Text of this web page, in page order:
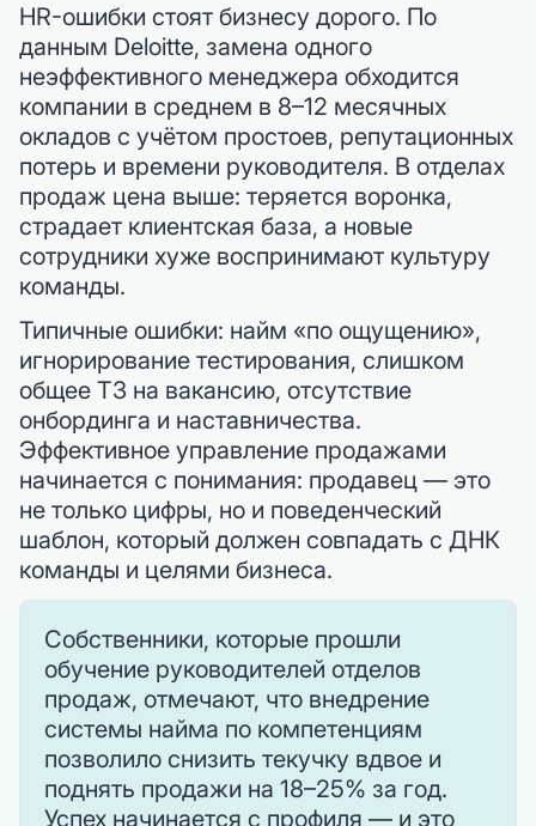
HR-ошибки стоят бизнесу дорого. По
данным Deloitte, замена одного
неэффективного менеджера обходится
компании в среднем в 8–12 месячных
окладов с учётом простоев, репутационных
потерь и времени руководителя. В отделах
продаж цена выше: теряется воронка,
страдает клиентская база, а новые
сотрудники хуже воспринимают культуру
команды.
Типичные ошибки: найм «по ощущению»,
игнорирование тестирования, слишком
общее ТЗ на вакансию, отсутствие
онбординга и наставничества.
Эффективное управление продажами
начинается с понимания: продавец — это
не только цифры, но и поведенческий
шаблон, который должен совпадать с ДНК
команды и целями бизнеса.
Собственники, которые прошли
обучение руководителей отделов
продаж, отмечают, что внедрение
системы найма по компетенциям
позволило снизить текучку вдвое и
поднять продажи на 18–25% за год.
Успех начинается с профиля — и это